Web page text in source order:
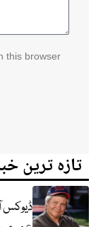
this browser
تازہ ترین